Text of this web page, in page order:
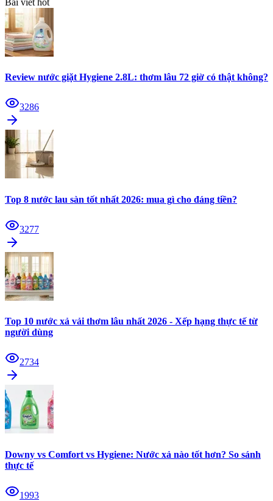
Review nước giặt Hygiene 2.8L: thơm lâu 72 giờ có thật không?
3286
Top 8 nước lau sàn tốt nhất 2026: mua gì cho đáng tiền?
3277
Top 10 nước xả vải thơm lâu nhất 2026 - Xếp hạng thực tế từ
người dùng
2734
Downy vs Comfort vs Hygiene: Nước xả nào tốt hơn? So sánh
thực tế
1993